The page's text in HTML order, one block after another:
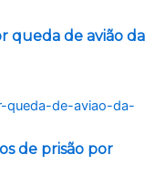
queda de avião da
de prisão por